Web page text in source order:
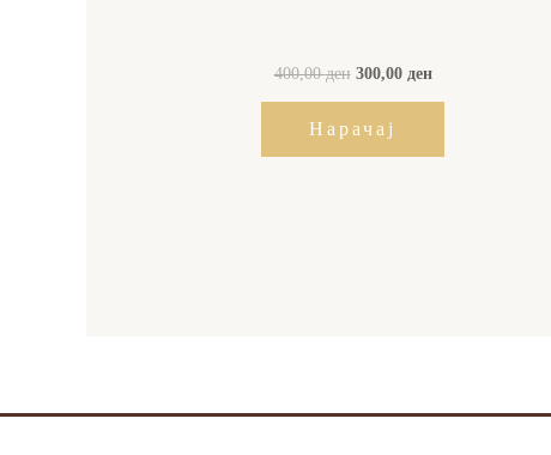
400,00ден 300,00 ден
Нарачај